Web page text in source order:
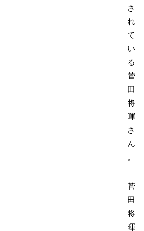
さ
れ
て
い
る
菅
田
将
暉
さ
ん
。
菅
田
将
暉